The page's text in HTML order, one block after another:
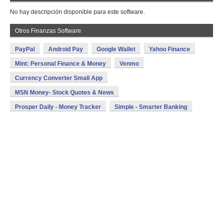
No hay descripción disponible para este software.
Otros Finanzas Software
PayPal Android Pay Google Wallet Yahoo Finance
Mint: Personal Finance & Money Venmo
Currency Converter Small App
MSN Money- Stock Quotes & News
Prosper Daily - Money Tracker Simple - Smarter Banking